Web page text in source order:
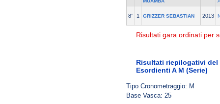
8° 1 GRIZZER SEBASTIAN 2013
Risultati gara ordinati per
Risultati riepilogativi del
Esordienti A M (Serie)
Tipo Cronometraggio: M
Base Vasca: 25